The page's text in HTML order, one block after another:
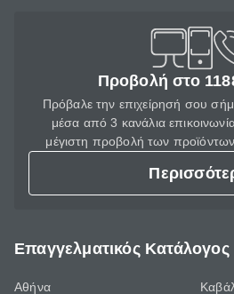
Προβολή στο
Πρόβαλε την επιχείρησή σου
μέσα από 3 κανάλια
μέγιστη προβολή των
Επαγγελματικός Κατάλογος
Αθήνα